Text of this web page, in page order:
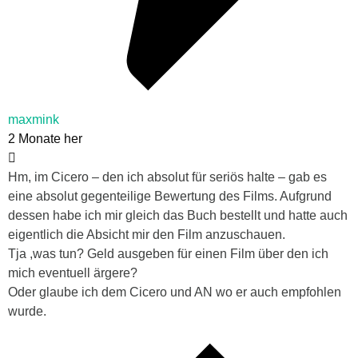
maxmink
2 Monate her
Hm, im Cicero – den ich absolut für seriös halte – gab es
eine absolut gegenteilige Bewertung des Films. Aufgrund
dessen habe ich mir gleich das Buch bestellt und hatte auch
eigentlich die Absicht mir den Film anzuschauen.
Tja ,was tun? Geld ausgeben für einen Film über den ich
mich eventuell ärgere?
Oder glaube ich dem Cicero und AN wo er auch empfohlen
wurde.